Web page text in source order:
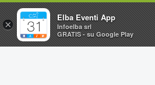
Home
×
Elba Eventi App
Infoelba srl
GRATIS - su Google Play